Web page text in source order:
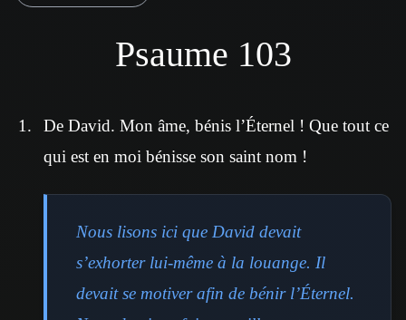
Psaume 103
De David. Mon âme, bénis l’Éternel ! Que tout ce
qui est en moi bénisse son saint nom !
Nous lisons ici que David devait
s’exhorter lui-même à la louange. Il
devait se motiver afin de bénir l’Éternel.